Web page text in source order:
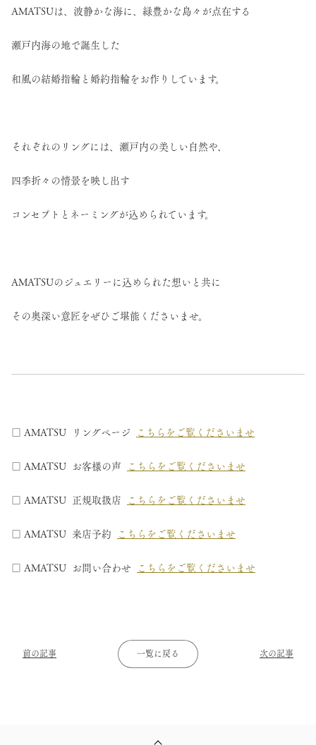
AMATSUは、波静かな海に、緑豊かな島々が点在する
瀬戸内海の地で誕生した
和風の結婚指輪と婚約指輪をお作りしています。
それぞれのリングには、瀬戸内の美しい自然や、
四季折々の情景を映し出す
コンセプトとネーミングが込められています。
AMATSUのジュエリーに込められた想いと共に
その奥深い意匠をぜひご堪能くださいませ。
□ AMATSU リングページ こちらをご覧くださいませ
□ AMATSU お客様の声 こちらをご覧くださいませ
□ AMATSU 正規取扱店 こちらをご覧くださいませ
□ AMATSU 来店予約 こちらをご覧くださいませ
□ AMATSU お問い合わせ こちらをご覧くださいませ
前の記事 一覧に戻る 次の記事